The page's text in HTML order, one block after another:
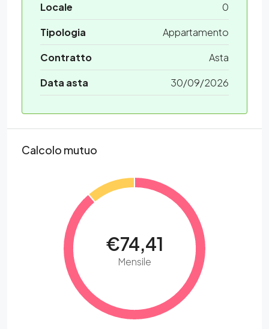
Locale
0
Tipologia
Appartamento
Contratto
Asta
Data asta
30/09/2026
Calcolo mutuo
€74,41
Mensile